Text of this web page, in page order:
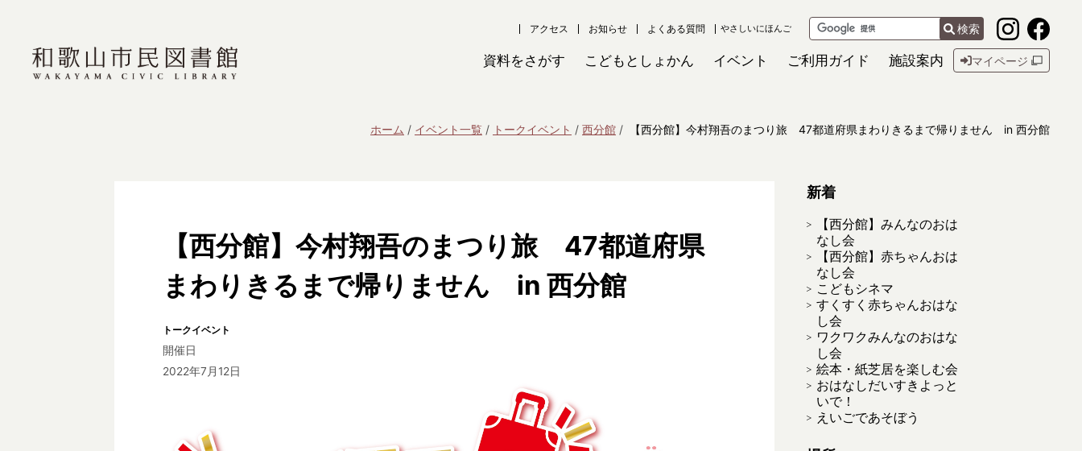
アクセス お知らせ よくある質問 やさしいにほんご 検索
資料をさがす こどもとしょかん イベント ご利用ガイド 施設案内 マイページ
ホーム イベント一覧 トークイベント 西分館 【西分館】今村翔吾のまつり旅 47都道府県まわりきるまで帰りません in 西分館
【西分館】今村翔吾のまつり旅 47都道府県
まわりきるまで帰りません in 西分館
トークイベント
開催日
2022年7月12日
新着
【西分館】みんなのおは
なし会
【西分館】赤ちゃんおは
なし会
こどもシネマ
すくすく赤ちゃんおはな
し会
ワクワクみんなのおはな
し会
絵本・紙芝居を楽しむ会
おはなしだいすきよっと
いで！
えいごであそぼう